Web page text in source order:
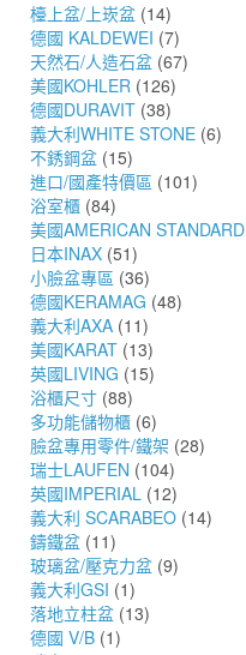
檯上盆/上崁盆 (14)
德國 KALDEWEI (7)
天然石/人造石盆 (67)
美國KOHLER (126)
德國DURAVIT (38)
義大利WHITE STONE (6)
不銹鋼盆 (15)
進口/國產特價區 (101)
浴室櫃 (84)
美國AMERICAN STANDARD
日本INAX (51)
小臉盆專區 (36)
德國KERAMAG (48)
義大利AXA (11)
美國KARAT (13)
英國LIVING (15)
浴櫃尺寸 (88)
多功能儲物櫃 (6)
臉盆專用零件/鐵架 (28)
瑞士LAUFEN (104)
英國IMPERIAL (12)
義大利 SCARABEO (14)
鑄鐵盆 (11)
玻璃盆/壓克力盆 (9)
義大利GSI (1)
落地立柱盆 (13)
德國 V/B (1)